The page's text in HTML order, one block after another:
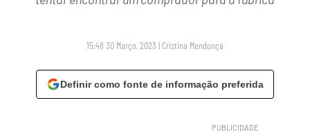
15:48 30 Março, 2023 | Cristina Mendonça
Definir como fonte de informação preferida